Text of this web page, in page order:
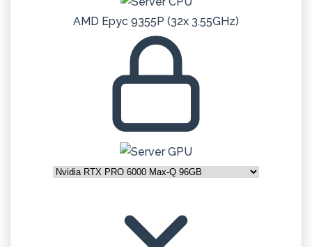
AMD Epyc 9355P (32x 3.55GHz)